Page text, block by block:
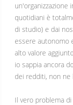
un'organizzazione
quotidiani è
di studio) e dai
essere autonomo
alto valore
io sappia ancora
dei redditi, non ne
Il vero problema